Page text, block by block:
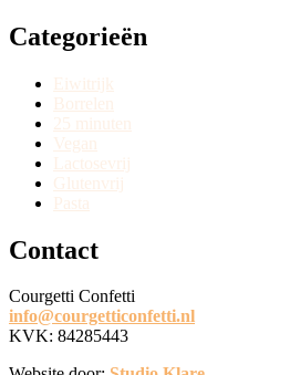
Categorieën
Eiwitrijk
Borrelen
25 minuten
Vegan
Lactosevrij
Glutenvrij
Pasta
Contact
Courgetti Confetti
info@courgetticonfetti.nl
KVK: 84285443